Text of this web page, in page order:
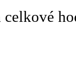
celkové